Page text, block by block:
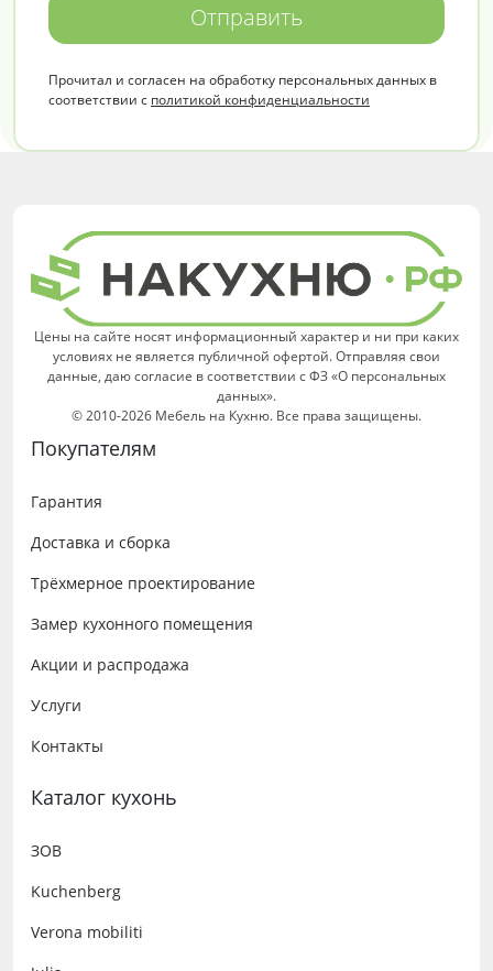
Отправить
Прочитал и согласен на обработку персональных данных в
соответствии с политикой конфиденциальности
Цены на сайте носят информационный характер и ни при каких
условиях не является публичной офертой. Отправляя свои
данные, даю согласие в соответствии с ФЗ «О персональных
данных».
© 2010-2026 Мебель на Кухню. Все права защищены.
Покупателям
Гарантия
Доставка и сборка
Трёхмерное проектирование
Замер кухонного помещения
Акции и распродажа
Услуги
Контакты
Каталог кухонь
ЗОВ
Kuchenberg
Verona mobiliti